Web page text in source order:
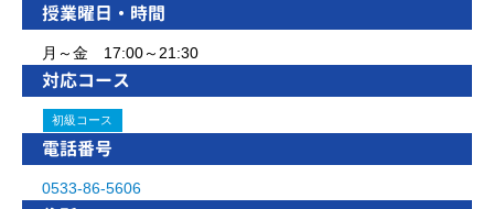
授業曜日・時間
月～金 17:00～21:30
対応コース
初級コース
電話番号
0533-86-5606